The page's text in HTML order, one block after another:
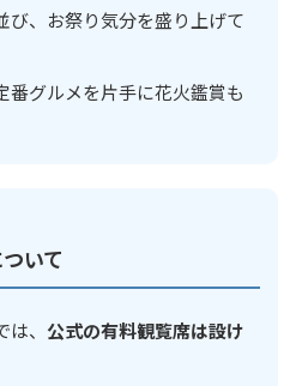
び、お祭り気分を盛り上げて
番グルメを片手に花火鑑賞も
いて
、 公式の有料観覧席は設け